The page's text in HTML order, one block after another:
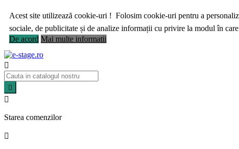
Acest site utilizează cookie-uri ! Folosim cookie-uri pentru a
sociale, de publicitate și de analize informații cu privire la modul în
De acord Mai multe informatii



Starea comenzilor
